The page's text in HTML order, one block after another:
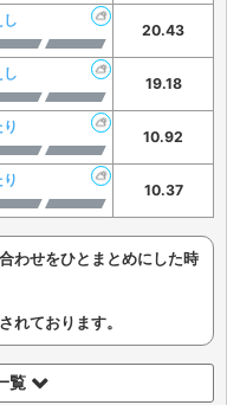
し
20.43
し
19.18
10.92
10.37
わせをひとまとめにした時
れております。
覧